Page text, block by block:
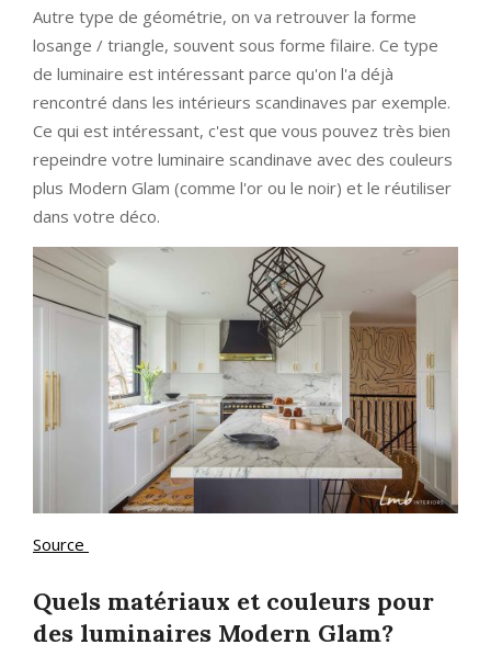
Autre type de géométrie, on va retrouver la forme
losange / triangle, souvent sous forme filaire. Ce type
de luminaire est intéressant parce qu'on l'a déjà
rencontré dans les intérieurs scandinaves par exemple.
Ce qui est intéressant, c'est que vous pouvez très bien
repeindre votre luminaire scandinave avec des couleurs
plus Modern Glam (comme l'or ou le noir) et le réutiliser
dans votre déco.
Source
Quels matériaux et couleurs pour
des luminaires Modern Glam?